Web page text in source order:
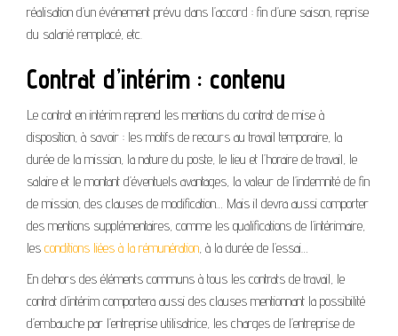
réalisation d’un événement prévu dans l’accord : fin d’une saison, reprise
du salarié remplacé, etc.
Contrat d’intérim : contenu
Le contrat en intérim reprend les mentions du contrat de mise à
disposition, à savoir : les motifs de recours au travail temporaire, la
durée de la mission, la nature du poste, le lieu et l’horaire de travail, le
salaire et le montant d’éventuels avantages, la valeur de l’indemnité de fin
de mission, des clauses de modification… Mais il devra aussi comporter
des mentions supplémentaires, comme les qualifications de l’intérimaire,
les conditions liées à la rémunération, à la durée de l’essai…
En dehors des éléments communs à tous les contrats de travail, le
contrat d’intérim comportera aussi des clauses mentionnant la possibilité
d’embauche par l’entreprise utilisatrice, les charges de l’entreprise de